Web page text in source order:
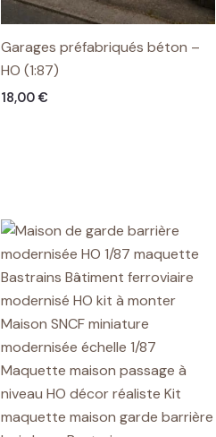
Garages préfabriqués béton –
HO (1:87)
18,00 €